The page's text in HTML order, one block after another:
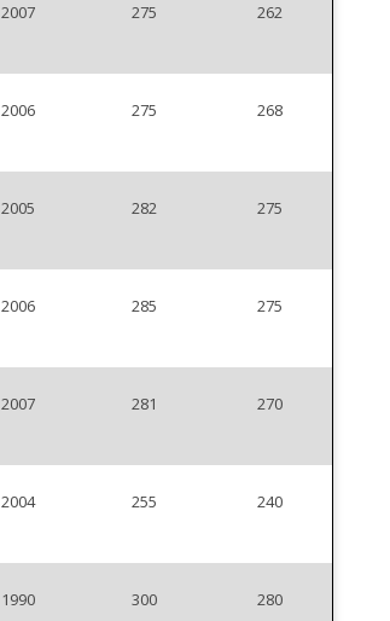
2007 275 262
2006 275 268
2005 282 275
2006 285 275
2007 281 270
2004 255 240
1990 300 280